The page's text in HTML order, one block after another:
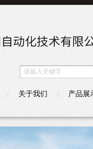
关于我们 产品展